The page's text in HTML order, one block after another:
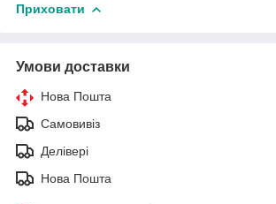
Приховати
Умови доставки
Нова Пошта
Самовивіз
Делівері
Нова Пошта